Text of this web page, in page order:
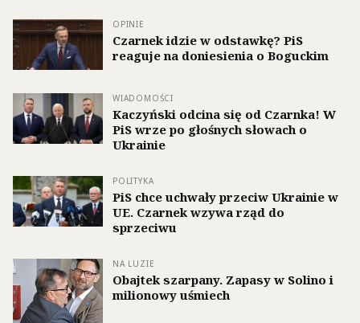
OPINIE
Czarnek idzie w odstawkę? PiS
reaguje na doniesienia o Boguckim
WIADOMOŚCI
Kaczyński odcina się od Czarnka! W
PiS wrze po głośnych słowach o
Ukrainie
POLITYKA
PiS chce uchwały przeciw Ukrainie w
UE. Czarnek wzywa rząd do
sprzeciwu
NA LUZIE
Obajtek szarpany. Zapasy w Solino i
milionowy uśmiech